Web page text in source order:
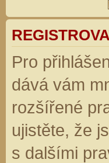
Pro
dává vám
rozšířené
ujistěte, že
s dalšími